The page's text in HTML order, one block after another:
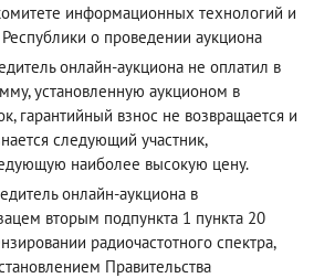
информационных технологий и
о проведении аукциона
онлайн-аукциона не оплатил в
установленную аукционом в
гарантийный взнос не возвращается и
следующий участник,
наиболее высокую цену.
онлайн-аукциона в
вторым подпункта 1 пункта 20
радиочастотного спектра,
Правительства